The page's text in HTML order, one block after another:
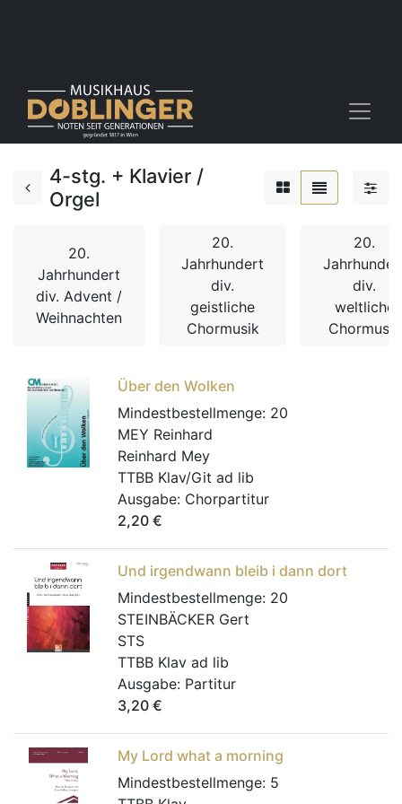
4-stg. + Klavier /
Orgel
20.
Jahrhundert
div. Advent /
Weihnachten
20.
Jahrhundert
div.
geistliche
Chormusik
20.
div.
weltliche
Chormusik
Über den Wolken
Mindestbestellmenge: 20
MEY Reinhard
Reinhard Mey
TTBB Klav/Git ad lib
Ausgabe: Chorpartitur
2,20 €
Und irgendwann bleib i dann dort
Mindestbestellmenge: 20
STEINBÄCKER Gert
STS
TTBB Klav ad lib
Ausgabe: Partitur
3,20 €
My Lord what a morning
Mindestbestellmenge: 5